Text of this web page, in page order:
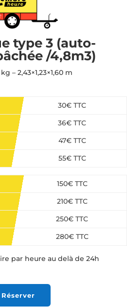
type 3 (auto-
/4,8m3)
– 2,43×1,23×1,60 m
30€ TTC
36€ TTC
47€ TTC
55€ TTC
150€ TTC
210€ TTC
250€ TTC
280€ TTC
par heure au delà de 24h
Réserver